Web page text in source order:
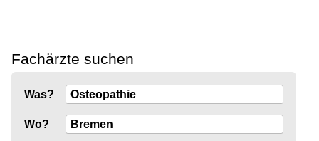
Fachärzte suchen
Was?
Wo?